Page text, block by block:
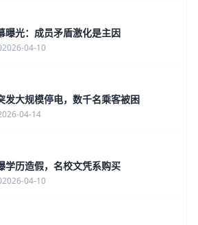
曝光：成员矛盾激化是主因
2026-04-10
发大规模停电，数千名乘客被困
04-14
学历造假，名校文凭系购买
2026-04-10